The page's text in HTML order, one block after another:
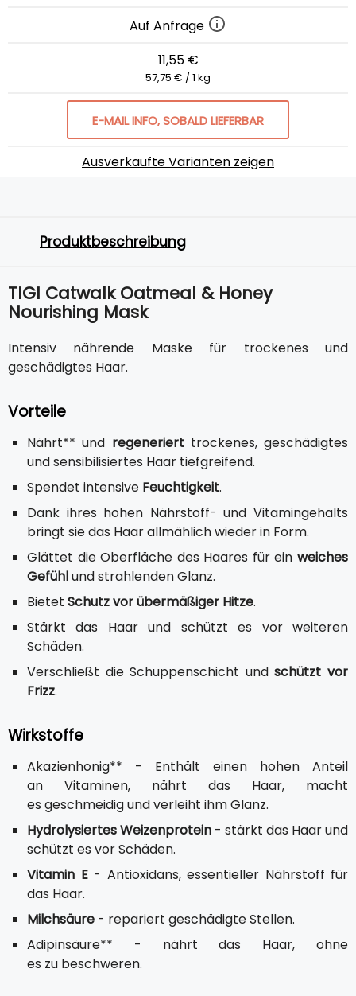
Auf Anfrage
11,55 €
57,75 € / 1 kg
E-MAIL INFO, SOBALD LIEFERBAR
Ausverkaufte Varianten zeigen
Produktbeschreibung
TIGI Catwalk Oatmeal & Honey
Nourishing Mask
Intensiv nährende Maske für trockenes und
geschädigtes Haar.
Vorteile
Nährt** und regenerierttrockenes, geschädigtes
und sensibilisiertes Haar tiefgreifend.
Spendet intensive Feuchtigkeit.
Dank ihres hohen Nährstoff- und Vitamingehalts
bringt sie das Haar allmählich wieder in Form.
Glättet die Oberfläche des Haares für ein weiches
Gefühlund strahlenden Glanz.
Bietet Schutz vor übermäßiger Hitze.
Stärkt das Haar und schützt es vor weiteren
Schäden.
Verschließt die Schuppenschicht undschützt vor
Frizz.
Wirkstoffe
Akazienhonig** - Enthält einen hohen Anteil
an Vitaminen, nährt das Haar, macht
es geschmeidig und verleiht ihm Glanz.
Hydrolysiertes Weizenprotein - stärkt das Haar und
schützt es vor Schäden.
Vitamin E- Antioxidans, essentieller Nährstoff für
das Haar.
Milchsäure - repariert geschädigte Stellen.
Adipinsäure** - nährt das Haar, ohne
es zu beschweren.